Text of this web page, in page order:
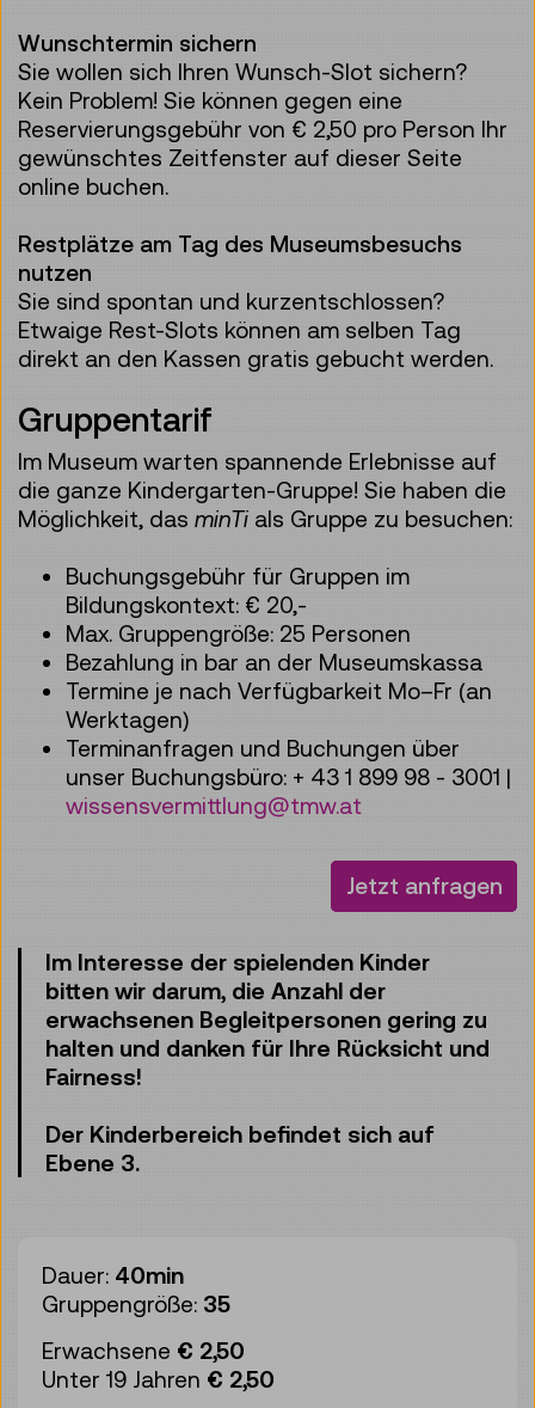
Wunschtermin sichern
Sie wollen sich Ihren Wunsch-Slot sichern?
Kein Problem! Sie können gegen eine
Reservierungsgebühr von € 2,50 pro Person Ihr
gewünschtes Zeitfenster auf dieser Seite
online buchen.
Restplätze am Tag des Museumsbesuchs
nutzen
Sie sind spontan und kurzentschlossen?
Etwaige Rest-Slots können am selben Tag
direkt an den Kassen gratis gebucht werden.
Gruppentarif
Im Museum warten spannende Erlebnisse auf
die ganze Kindergarten-Gruppe! Sie haben die
Möglichkeit, das minTi als Gruppe zu besuchen:
Buchungsgebühr für Gruppen im
Bildungskontext: € 20,-
Max. Gruppengröße: 25 Personen
Bezahlung in bar an der Museumskassa
Termine je nach Verfügbarkeit Mo–Fr (an
Werktagen)
Terminanfragen und Buchungen über
unser Buchungsbüro: + 43 1 899 98 - 3001 |
wissensvermittlung@tmw.at
Jetzt anfragen
Im Interesse der spielenden Kinder
bitten wir darum, die Anzahl der
erwachsenen Begleitpersonen gering zu
halten und danken für Ihre Rücksicht und
Fairness!
Der Kinderbereich befindet sich auf
Ebene 3.
Dauer: 40min
Gruppengröße: 35
Erwachsene € 2,50
Unter 19 Jahren € 2,50